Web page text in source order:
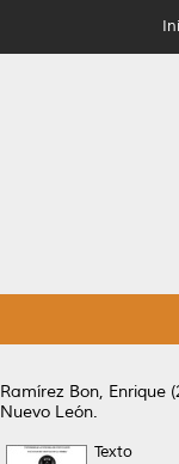
Ramírez Bon, Enrique
Nuevo León.
Texto